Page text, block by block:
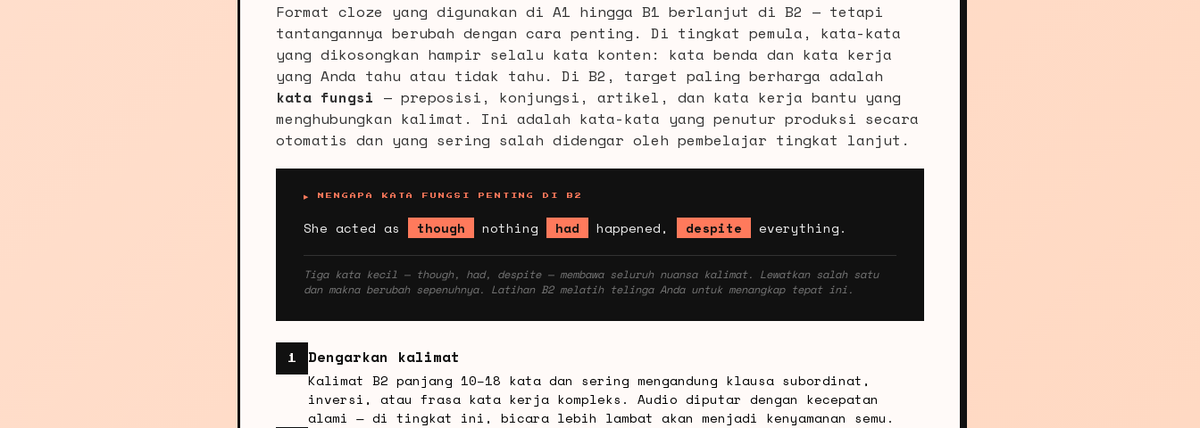
Format cloze yang digunakan di A1 hingga B1 berlanjut di B2 — tetapi
tantangannya berubah dengan cara penting. Di tingkat pemula, kata-kata
yang dikosongkan hampir selalu kata konten: kata benda dan kata kerja
yang Anda tahu atau tidak tahu. Di B2, target paling berharga adalah
kata fungsi — preposisi, konjungsi, artikel, dan kata kerja bantu yang
menghubungkan kalimat. Ini adalah kata-kata yang penutur produksi secara
otomatis dan yang sering salah didengar oleh pembelajar tingkat lanjut.
▶ MENGAPA KATA FUNGSI PENTING DI B2
She acted as though nothing had happened, despite everything.
Tiga kata kecil — though, had, despite — membawa seluruh nuansa kalimat. Lewatkan salah satu
dan makna berubah sepenuhnya. Latihan B2 melatih telinga Anda untuk menangkap tepat ini.
1 Dengarkan kalimat
Kalimat B2 panjang 10–18 kata dan sering mengandung klausa subordinat,
inversi, atau frasa kata kerja kompleks. Audio diputar dengan kecepatan
alami — di tingkat ini, bicara lebih lambat akan menjadi kenyamanan semu.